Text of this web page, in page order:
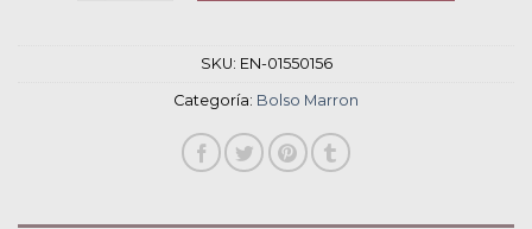
SKU: EN-01550156
Categoría: Bolso Marron